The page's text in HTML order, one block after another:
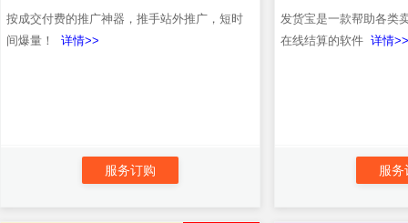
按成交付费的推广神器，推手站外推广，短时
间爆量！ 详情>>
服务订购
发货宝是一款帮助各类
在线结算的软件 详情>>
服务